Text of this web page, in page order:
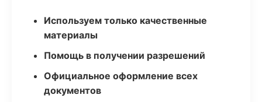
Используем только качественные
материалы
Помощь в получении разрешений
Официальное оформление всех
документов